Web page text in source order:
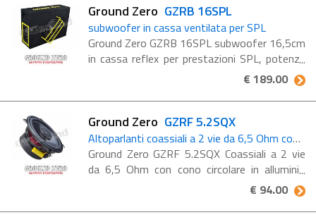
Ground Zero GZRB 16SPL
subwoofer in cassa ventilata per SPL
Ground Zero GZRB 16SPL subwoofer 16,5cm
in cassa reflex per prestazioni SPL, potenza
700 W Subwoofer GZRW 6XSPL da 6,5″ in
cassa ventilata realizzata in legno massiccio.
Terminali push. Ground ...
€ 189.00
Ground Zero GZRF 5.2SQX
Altoparlanti coassiali a 2 vie da 6,5 Ohm con cono circolare in alluminio spazzolato nero
Ground Zero GZRF 5.2SQX Coassiali a 2 vie
da 6,5 Ohm con cono circolare in alluminio
spazzolato nero Diffusori coassiali a 2 vie
da 6,5″ con cono in alluminio spazzolato
€ 94.00